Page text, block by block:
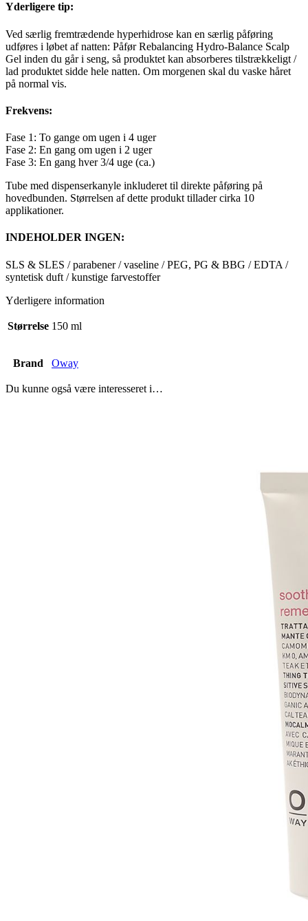
Yderligere tip:
Ved særlig fremtrædende hyperhidrose kan en særlig påføring
udføres i løbet af natten: Påfør Rebalancing Hydro-Balance Scalp
Gel inden du går i seng, så produktet kan absorberes tilstrækkeligt /
lad produktet sidde hele natten. Om morgenen skal du vaske håret
på normal vis.
Frekvens:
Fase 1: To gange om ugen i 4 uger
Fase 2: En gang om ugen i 2 uger
Fase 3: En gang hver 3/4 uge (ca.)
Tube med dispenserkanyle inkluderet til direkte påføring på
hovedbunden. Størrelsen af ​​dette produkt tillader cirka 10
applikationer.
INDEHOLDER INGEN:
SLS & SLES / parabener / vaseline / PEG, PG & BBG / EDTA /
syntetisk duft / kunstige farvestoffer
Yderligere information
Størrelse 150 ml
Brand Oway
Du kunne også være interesseret i…